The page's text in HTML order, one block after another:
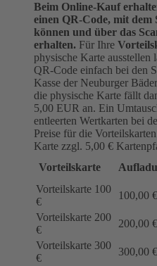
Beim Online-Kauf
einen QR-Code, mit
können und über das
erhalten. Für Ihre
physische Karte ausstellen
QR-Code einfach bei den
Kasse der Neuburger
die physische Karte fällt
5,00 EUR an. Ein
entleerten Wertkarten bei
Preise für die
Karte zzgl. 5,00 €
Vorteilskarte
Vorteilskarte 100
€
100,00 €
Vorteilskarte 200
€
200,00 €
Vorteilskarte 300
€
300,00 €